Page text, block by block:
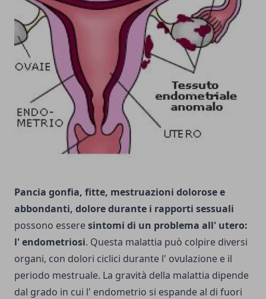
Pancia gonfia, fitte, mestruazioni dolorose e
abbondanti, dolore durante i rapporti sessuali
possono esseresintomi di un problema all' utero:
l' endometriosi. Questa malattia può colpire diversi
organi, con dolori ciclici durante l' ovulazione e il
periodo mestruale. La gravità della malattia dipende
dal grado in cui l' endometrio si espande al di fuori